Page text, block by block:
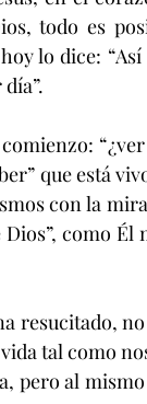
todo es
lo dice:
que está
con la
como
resucitado,
tal como
pero al